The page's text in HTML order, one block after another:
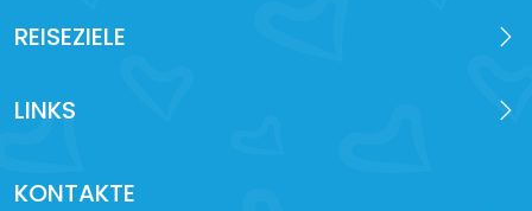
REISEZIELE
LINKS
KONTAKTE